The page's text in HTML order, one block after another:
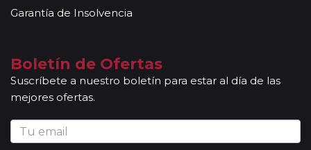
idiomas diferentes. Según circuito, le atenderá en su
acompañantes siempre estarán presentes en los
paseos incluidos, pero poseen múltiples funciones y
deben dedicación a la totalidad del grupo y no a una
persona en particular. En los momentos en que no
existen servicios incluidos en el programa, nuestros
guías pueden encontrarse realizando funciones bien
Garantía de Insolvencia
Boletín de Ofertas
Suscríbete a nuestro boletín para estar al día de las
mejores ofertas.